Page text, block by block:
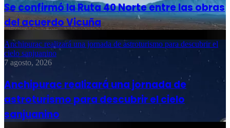
Se confirmó la Ruta 40 Norte entre las obras
del acuerdo Vicuña
Anchipurac realizará una jornada de astroturismo para descubrir el
cielo sanjuanino
7 agosto, 2026
Anchipurac realizará una jornada de
astroturismo para descubrir el cielo
sanjuanino